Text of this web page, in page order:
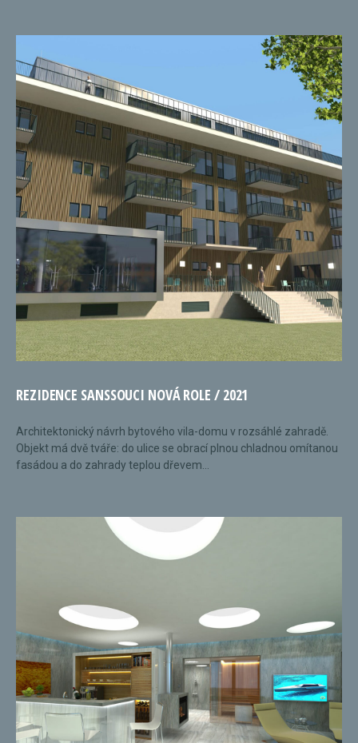
REZIDENCE SANSSOUCI NOVÁ ROLE / 2021
Architektonický návrh bytového vila-domu v rozsáhlé zahradě.
Objekt má dvě tváře: do ulice se obrací plnou chladnou omítanou
fasádou a do zahrady teplou dřevem...